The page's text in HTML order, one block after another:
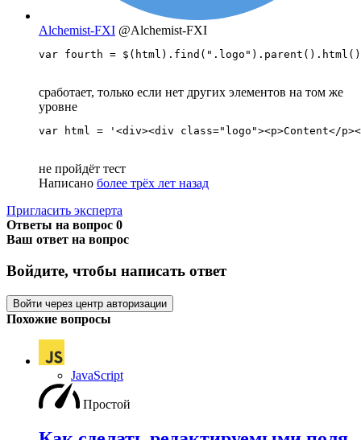
Alchemist-FXI @Alchemist-FXI
var fourth =
сработает, только если нет других элементов на том же
уровне
var html = '<div><div class="logo"><p>Content</
не пройдёт тест
Написано более трёх лет назад
Пригласить эксперта
Ответы на вопрос 0
Ваш ответ на вопрос
Войдите, чтобы написать ответ
Войти через центр авторизации
Похожие вопросы
JavaScript
Простой